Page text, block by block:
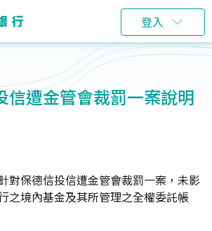
登入
信遭金管會裁罰一案說明
對保德信投信遭金管會裁罰一案，未影
之境內基金及其所管理之全權委託帳